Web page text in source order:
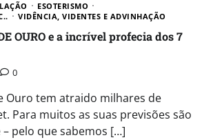
ESOTERISMO
VIDÊNCIA, VIDENTES E ADVINHAÇÃO
OURO e a incrível profecia dos 7
0
Ouro tem atraido milhares de
Para muitos as suas previsões são
pelo que sabemos […]